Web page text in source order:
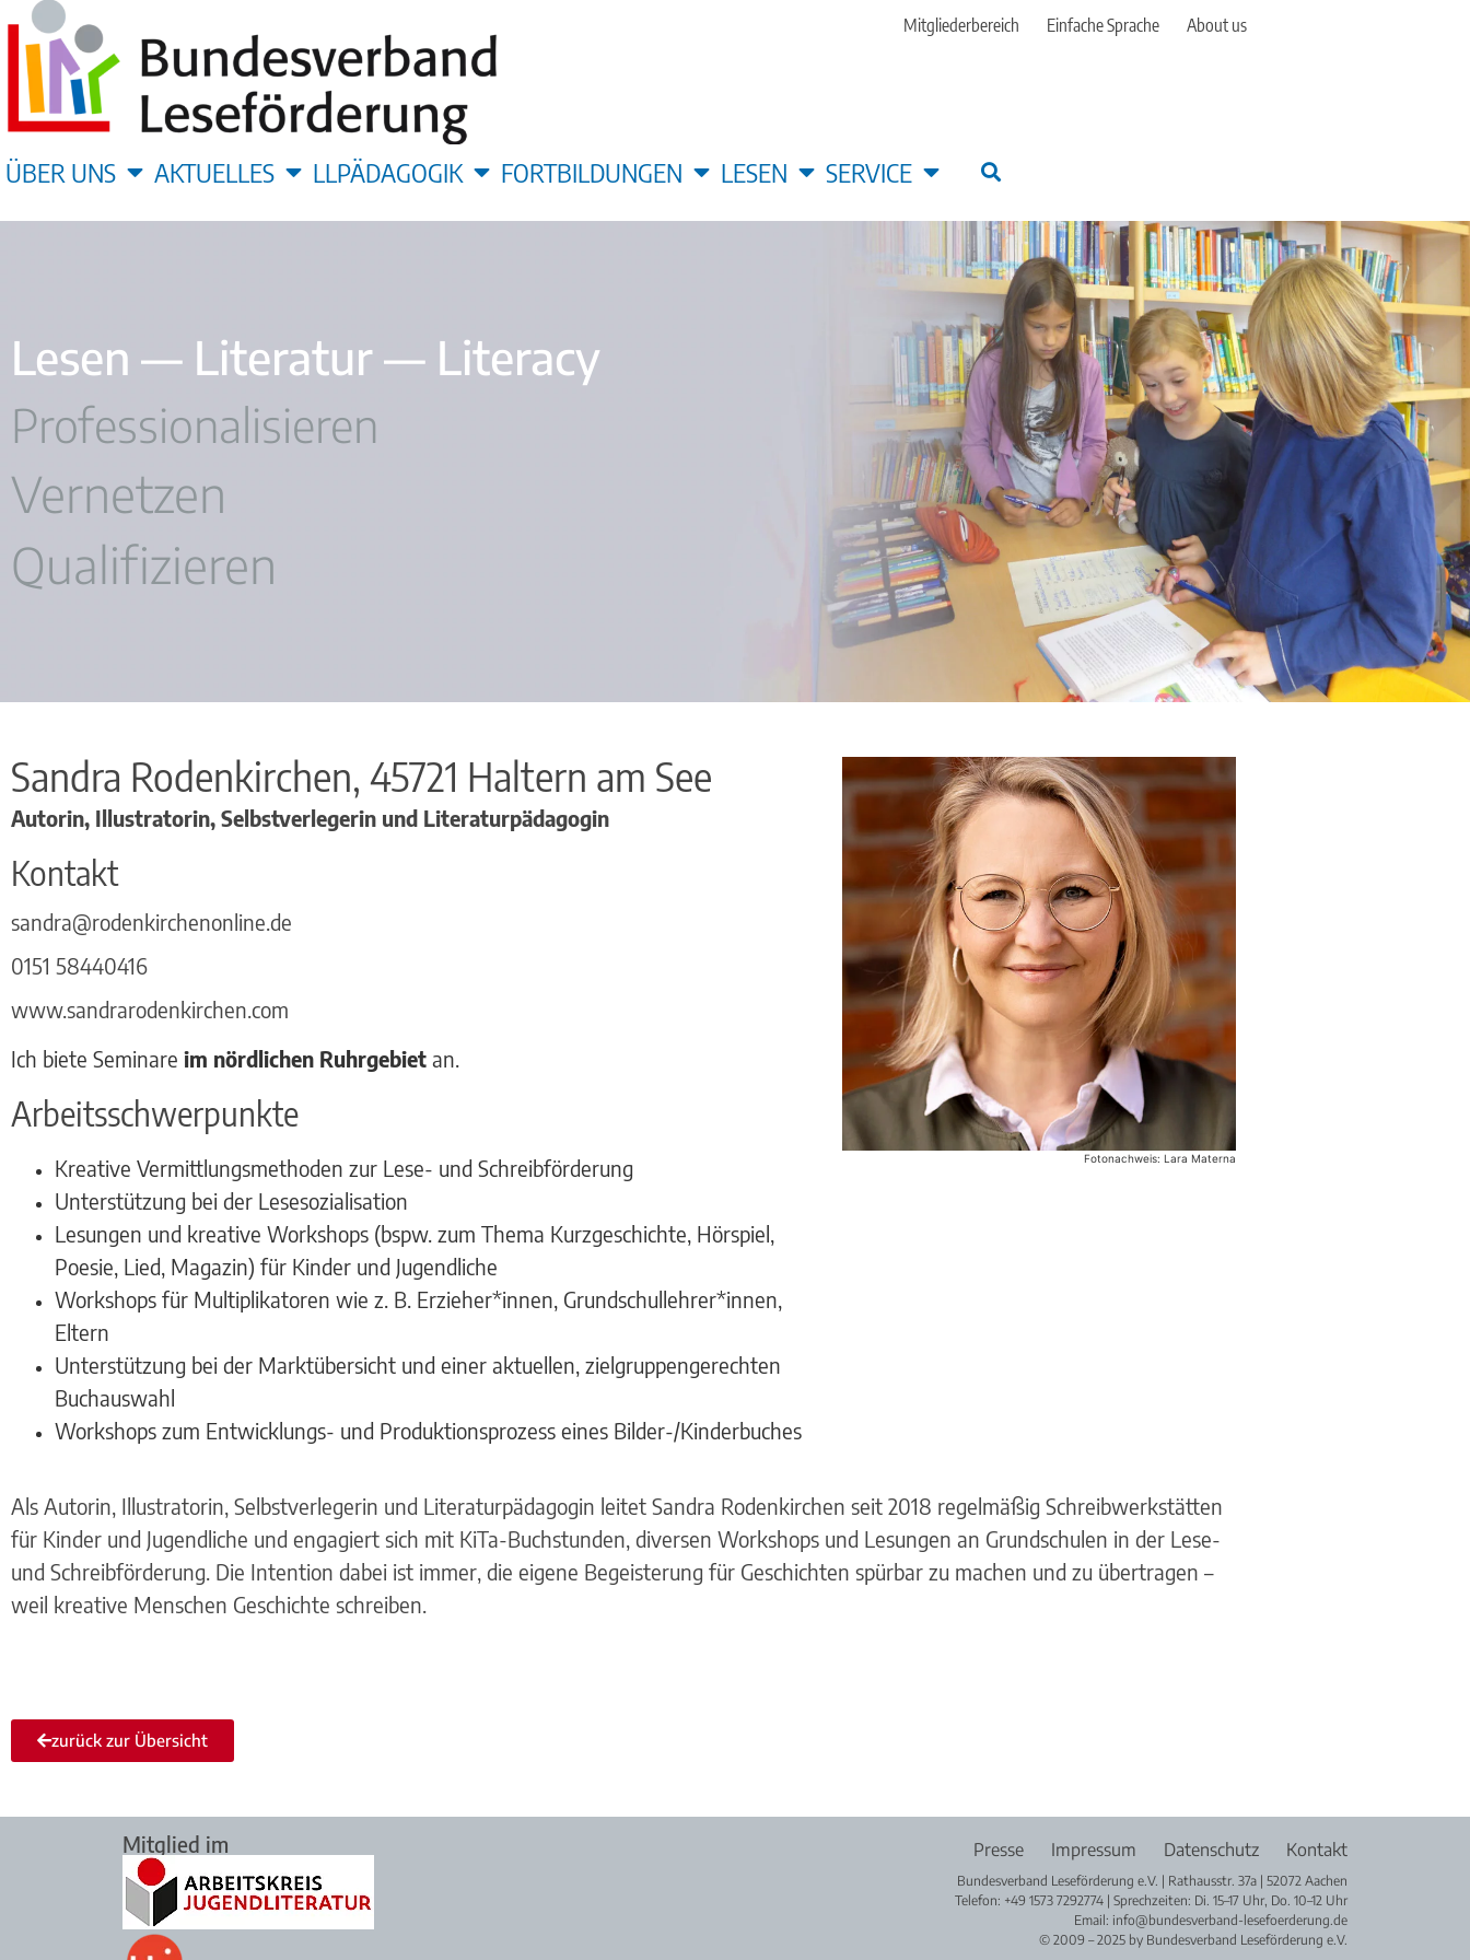
Mitgliederbereich Einfache Sprache About us
ÜBER UNS AKTUELLES LLPÄDAGOGIK FORTBILDUNGEN LESEN SERVICE
Lesen — Literatur — Literacy
Professionalisieren
Vernetzen
Qualifizieren
Sandra Rodenkirchen, 45721 Haltern am See
Autorin, Illustratorin, Selbstverlegerin und Literaturpädagogin
Kontakt
sandra@rodenkirchenonline.de
0151 58440416
www.sandrarodenkirchen.com
Ich biete Seminare im nördlichen Ruhrgebiet an.
Arbeitsschwerpunkte
Kreative Vermittlungsmethoden zur Lese- und Schreibförderung
Unterstützung bei der Lesesozialisation
Lesungen und kreative Workshops (bspw. zum Thema Kurzgeschichte, Hörspiel,
Poesie, Lied, Magazin) für Kinder und Jugendliche
Workshops für Multiplikatoren wie z. B. Erzieher*innen, Grundschullehrer*innen,
Eltern
Unterstützung bei der Marktübersicht und einer aktuellen, zielgruppengerechten
Buchauswahl
Workshops zum Entwicklungs- und Produktionsprozess eines Bilder-/Kinderbuches
Fotonachweis: Lara Materna
Als Autorin, Illustratorin, Selbstverlegerin und Literaturpädagogin leitet Sandra Rodenkirchen seit 2018 regelmäßig Schreibwerkstätten
für Kinder und Jugendliche und engagiert sich mit KiTa-Buchstunden, diversen Workshops und Lesungen an Grundschulen in der Lese-
und Schreibförderung. Die Intention dabei ist immer, die eigene Begeisterung für Geschichten spürbar zu machen und zu übertragen –
weil kreative Menschen Geschichte schreiben.
zurück zur Übersicht
Mitglied im Presse Impressum Datenschutz Kontakt
Bundesverband Leseförderung e.V. | Rathausstr. 37a | 52072 Aachen
Telefon: +49 1573 7292774 | Sprechzeiten: Di. 15–17 Uhr, Do. 10–12 Uhr
Email: info@bundesverband-lesefoerderung.de
© 2009 – 2025 by Bundesverband Leseförderung e.V.